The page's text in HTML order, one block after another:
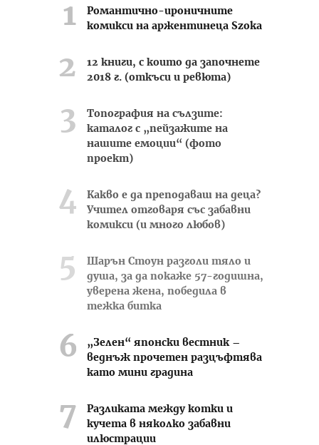
Романтично-ироничните
комикси на аржентинеца Szoka
12 книги, с които да започнете
2018 г. (откъси и ревюта)
Топография на сълзите:
каталог с „пейзажите на
нашите емоции“ (фото
проект)
Какво е да преподаваш на деца?
Учител отговаря със забавни
комикси (и много любов)
Шарън Стоун разголи тяло и
душа, за да покаже 57-годишна,
уверена жена, победила в
тежка битка
„Зелен“ японски вестник –
веднъж прочетен разцъфтява
като мини градина
Разликата между котки и
кучета в няколко забавни
илюстрации